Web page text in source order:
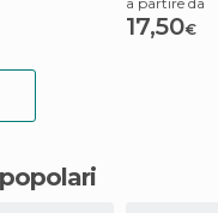
17,50€